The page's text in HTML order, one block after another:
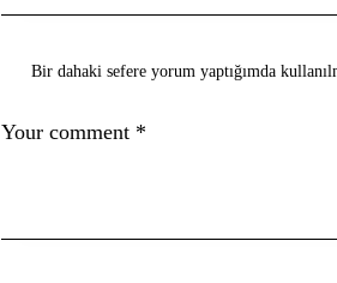
Bir dahaki sefere yorum yaptığımda